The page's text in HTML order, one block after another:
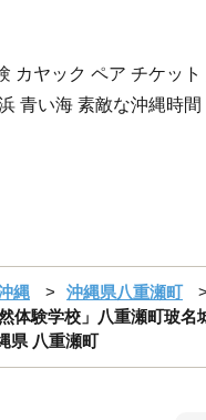
カヤック ペア チケッ
青い海 素敵な沖縄時
縄 沖縄県八重瀬町
然体験学校」八重瀬町玻
県 八重瀬町